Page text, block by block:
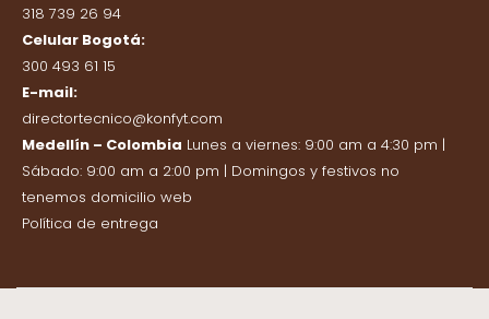
318 739 26 94
Celular Bogotá:
300 493 61 15
E-mail:
directortecnico@konfyt.com
Medellín – Colombia Lunes a viernes: 9:00 am a 4:30 pm |
Sábado: 9:00 am a 2:00 pm | Domingos y festivos no
tenemos domicilio web
Política de entrega